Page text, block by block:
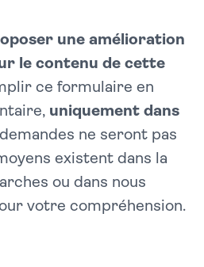
une amélioration
le contenu de cette
ce formulaire en
uniquement dans
ne seront pas
existent dans la
ou dans nous
votre compréhension.